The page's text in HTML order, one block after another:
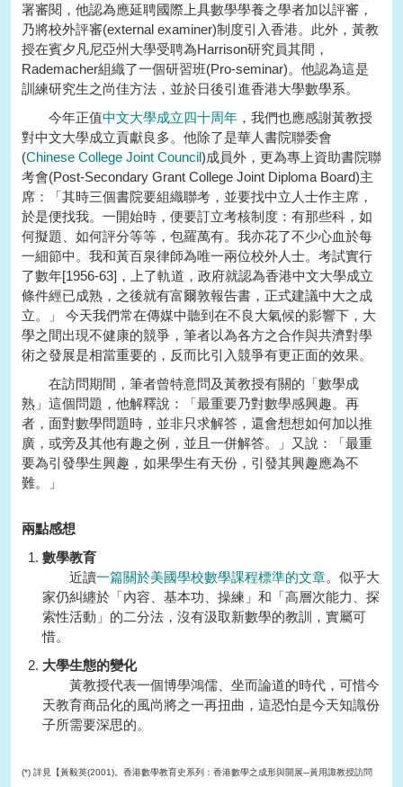
署審閱，他認為應延聘國際上具數學學養之學者加以評審，
乃將校外評審(external examiner)制度引入香港。此外，黃教
授在賓夕凡尼亞州大學受聘為Harrison研究員其間，
Rademacher組織了一個研習班(Pro-seminar)。他認為這是
訓練研究生之尚佳方法，並於日後引進香港大學數學系。
今年正值中文大學成立四十周年 ，我們也應感謝黃教授
對中文大學成立貢獻良多。他除了是華人書院聯委會
(Chinese College Joint Council)成員外，更為專上資助書院聯
考會(Post-Secondary Grant College Joint Diploma Board)主
席：「其時三個書院要組織聯考，並要找中立人士作主席，
於是便找我。一開始時，便要訂立考核制度：有那些科，如
何擬題、如何評分等等，包羅萬有。我亦花了不少心血於每
一細節中。我和黃百泉律師為唯一兩位校外人士。考試實行
了數年[1956-63]，上了軌道，政府就認為香港中文大學成立
條件經已成熟，之後就有富爾敦報告書，正式建議中大之成
立。」 今天我們常在傳媒中聽到在不良大氣候的影響下，大
學之間出現不健康的競爭，筆者以為各方之合作與共濟對學
術之發展是相當重要的，反而比引入競爭有更正面的效果。
在訪問期間，筆者曾特意問及黃教授有關的「數學成
熟」這個問題，他解釋說：「最重要乃對數學感興趣。再
者，面對數學問題時，並非只求解答，還會想想如何加以推
廣，或旁及其他有趣之例，並且一併解答。」又說：「最重
要為引發學生興趣，如果學生有天份，引發其興趣應為不
難。」
兩點感想
數學教育
近讀一篇關於美國學校數學課程標準的文章。似乎大
家仍糾纏於「內容、基本功、操練」和「高層次能力、探
索性活動」的二分法，沒有汲取新數學的教訓，實屬可
惜。
大學生態的變化
黃教授代表一個博學鴻儒、坐而論道的時代，可惜今
天教育商品化的風尚將之一再扭曲，這恐怕是今天知識份
子所需要深思的。
(*) 詳見【黃毅英(2001)。香港數學教育史系列：香港數學之成形與開展─黃用諏教授訪問